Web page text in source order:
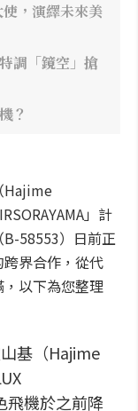
，演繹未來美
調「鏡空」搶
？
Hajime
」計
58553）日前正
界合作，從代
以下為您整理